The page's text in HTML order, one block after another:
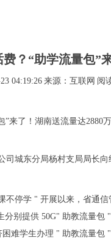
？“助学流量包”
04:19:26来源：互联网 阅
司城东分局杨村支局局长
不停学 " 开展以来，省通
别提供 50G" 助教流量包
难学生办理 " 助教流量